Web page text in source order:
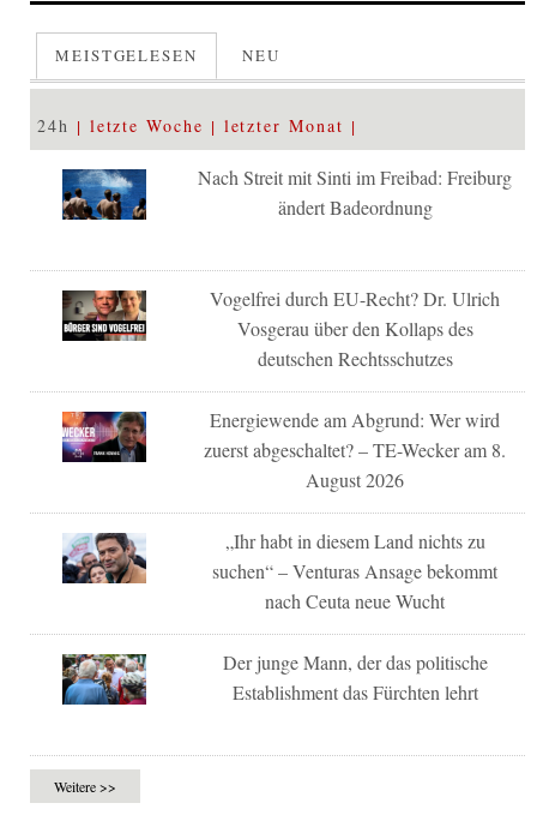
MEISTGELESEN NEU
24h letzte Woche letzter Monat
Nach Streit mit Sinti im Freibad: Freiburg
ändert Badeordnung
Vogelfrei durch EU-Recht? Dr. Ulrich
Vosgerau über den Kollaps des
deutschen Rechtsschutzes
Energiewende am Abgrund: Wer wird
zuerst abgeschaltet? – TE-Wecker am 8.
August 2026
„Ihr habt in diesem Land nichts zu
suchen“ – Venturas Ansage bekommt
nach Ceuta neue Wucht
Der junge Mann, der das politische
Establishment das Fürchten lehrt
Weitere >>